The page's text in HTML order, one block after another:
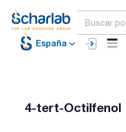
España
4-tert-Octilfenol